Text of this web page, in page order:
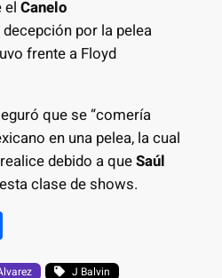
el Canelo
por la pelea
frente a Floyd
que se “comería
en una pelea, la cual
debido a queSaúl
clase de shows.
S
h J Balvin